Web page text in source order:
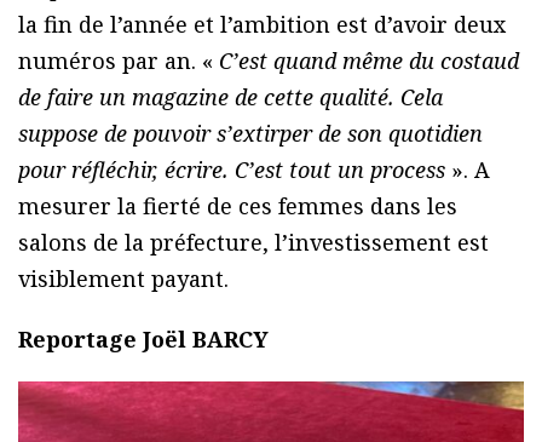
la fin de l’année et l’ambition est d’avoir deux
numéros par an. « C’est quand même du costaud
de faire un magazine de cette qualité. Cela
suppose de pouvoir s’extirper de son quotidien
pour réfléchir, écrire. C’est tout un process ». A
mesurer la fierté de ces femmes dans les
salons de la préfecture, l’investissement est
visiblement payant.
Reportage Joël BARCY